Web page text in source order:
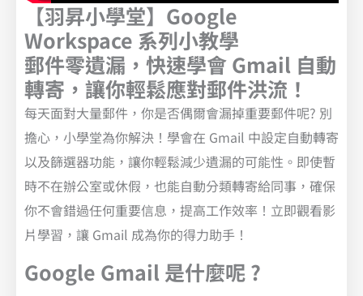
【羽昇小學堂】Google
Workspace 系列小教學
郵件零遺漏，快速學會 Gmail 自動
轉寄，讓你輕鬆應對郵件洪流！
每天面對大量郵件，你是否偶爾會漏掉重要郵件呢? 別
擔心，小學堂為你解決！學會在 Gmail 中設定自動轉寄
以及篩選器功能，讓你輕鬆減少遺漏的可能性。即使暫
時不在辦公室或休假，也能自動分類轉寄給同事，確保
你不會錯過任何重要信息，提高工作效率！立即觀看影
片學習，讓 Gmail 成為你的得力助手！
Google Gmail 是什麼呢 ?